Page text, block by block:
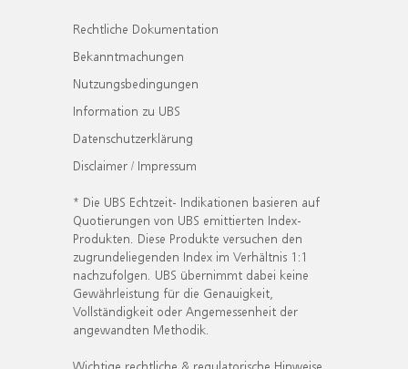
Rechtliche Dokumentation
Bekanntmachungen
Nutzungsbedingungen
Information zu UBS
Datenschutzerklärung
Disclaimer / Impressum
* Die UBS Echtzeit- Indikationen basieren auf
Quotierungen von UBS emittierten Index-
Produkten. Diese Produkte versuchen den
zugrundeliegenden Index im Verhältnis 1:1
nachzufolgen. UBS übernimmt dabei keine
Gewährleistung für die Genauigkeit,
Vollständigkeit oder Angemessenheit der
angewandten Methodik.